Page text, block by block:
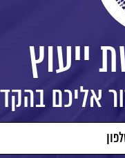
ייעוץ
אליכם